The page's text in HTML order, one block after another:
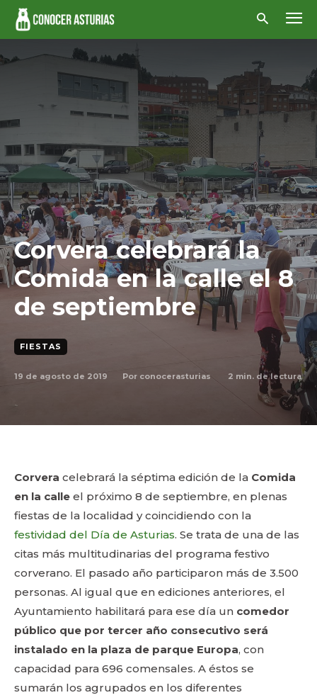
Corvera celebrará la
Comida en la calle el 8
de septiembre
FIESTAS
19 de agosto de 2019 Por conocerasturias 2 min. de lectura
Corvera celebrará la séptima edición de la Comida
en la calle el próximo 8 de septiembre, en plenas
fiestas de la localidad y coincidiendo con la
festividad del Día de Asturias. Se trata de una de las
citas más multitudinarias del programa festivo
corverano. El pasado año participaron más de 3.500
personas. Al igual que en ediciones anteriores, el
Ayuntamiento habilitará para ese día un comedor
público que por tercer año consecutivo será
instalado en la plaza de parque Europa, con
capacidad para 696 comensales. A éstos se
sumarán los agrupados en los diferentes